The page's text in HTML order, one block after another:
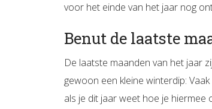
voor het einde van het jaar nog
Benut de laatste
De laatste maanden van het jaar
gewoon een kleine winterdip:
als je dit jaar weet hoe je hiermee